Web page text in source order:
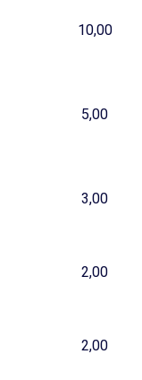
10,00
5,00
3,00
2,00
2,00